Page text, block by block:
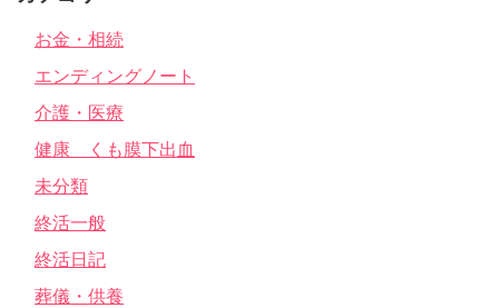
お金・相続
エンディングノート
介護・医療
健康 くも膜下出血
未分類
終活一般
終活日記
葬儀・供養